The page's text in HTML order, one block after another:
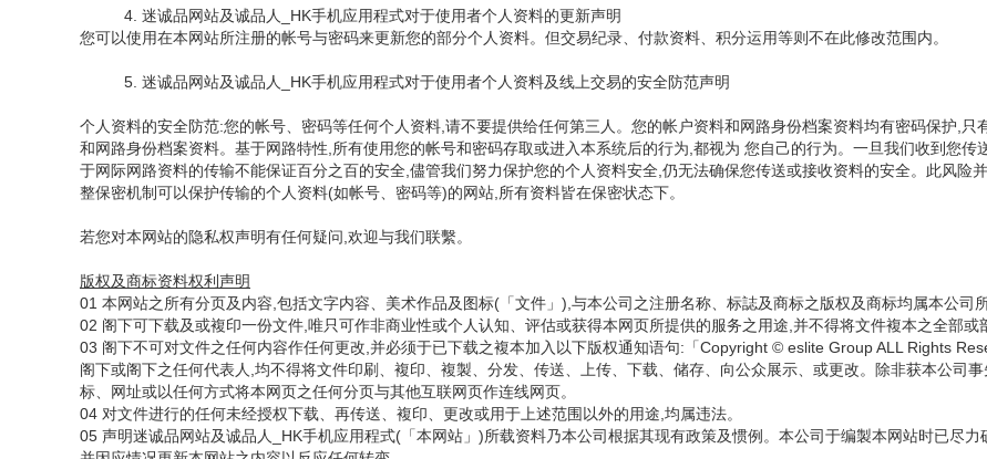
4. 迷诚品网站及诚品人_HK手机应用程式对于使用者个人资料的更新声明
您可以使用在本网站所注册的帐号与密码来更新您的部分个人资料。但交易纪录、付款资料、积分运用等则不在此修改范围内。
5. 迷诚品网站及诚品人_HK手机应用程式对于使用者个人资料及线上交易的安全防范声明
个人资料的安全防范:您的帐号、密码等任何个人资料,请不要提供给任何第三人。您的帐户资料和网路身份档案资料均有密码保护,
和网路身份档案资料。基于网路特性,所有使用您的帐号和密码存取或进入本系统后的行为,都视为 您自己的行为。一旦我们收到您
于网际网路资料的传输不能保证百分之百的安全,儘管我们努力保护您的个人资料安全,仍无法确保您传送或接收资料的安全。此风险
整保密机制可以保护传输的个人资料(如帐号、密码等)的网站,所有资料皆在保密状态下。
若您对本网站的隐私权声明有任何疑问,欢迎与我们联繫。
版权及商标资料权利声明
01 本网站之所有分页及内容,包括文字内容、美术作品及图标(「文件」),与本公司之注册名称、标誌及商标之版权及商标均属本公司
02 阁下可下载及或複印一份文件,唯只可作非商业性或个人认知、评估或获得本网页所提供的服务之用途,并不得将文件複本之全部或
03 阁下不可对文件之任何内容作任何更改,并必须于已下载之複本加入以下版权通知语句:「Copyright © eslite Group ALL Rights
阁下或阁下之任何代表人,均不得将文件印刷、複印、複製、分发、传送、上传、下载、储存、向公众展示、或更改。除非获本公司
标、网址或以任何方式将本网页之任何分页与其他互联网页作连线网页。
04 对文件进行的任何未经授权下载、再传送、複印、更改或用于上述范围以外的用途,均属违法。
05 声明迷诚品网站及诚品人_HK手机应用程式(「本网站」)所载资料乃本公司根据其现有政策及惯例。本公司于编製本网站时已尽